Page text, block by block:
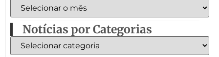
Notícias por Categorias